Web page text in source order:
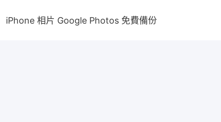
iPhone 相片 Google Photos 免費備份